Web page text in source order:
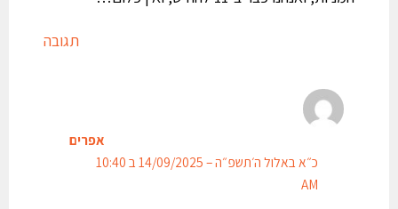
תגובה
אפרים
כ״א באלול ה׳תשפ״ה – 14/09/2025 ב 10:40
AM